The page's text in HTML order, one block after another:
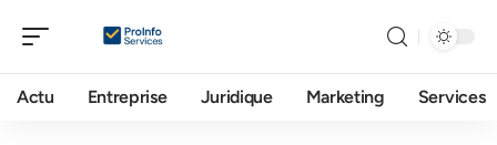
Actu Entreprise Juridique Marketing Services